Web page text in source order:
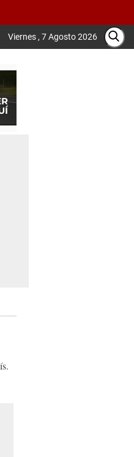
Viernes , 7 Agosto 2026